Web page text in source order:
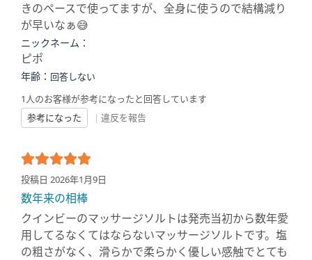
きのペースで使ってますが、全身に使うので結構減り
が早いなぁ😅
ニックネーム：
ピポ
年齢： 回答しない
1人のお客様が参考になったと回答しています
参考になった
| 違反を報告
投稿日 2026年1月9日
数年来の相棒
クインビーのマッサージソルトは発売当初から数年愛
用してるなくてはならないマッサージソルトです。塩
の粗さがなく、滑らかで柔らかく優しい感触でとても